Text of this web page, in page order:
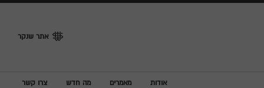
אתר שנקר
אודות מאמרים מה חדש צרו קשר